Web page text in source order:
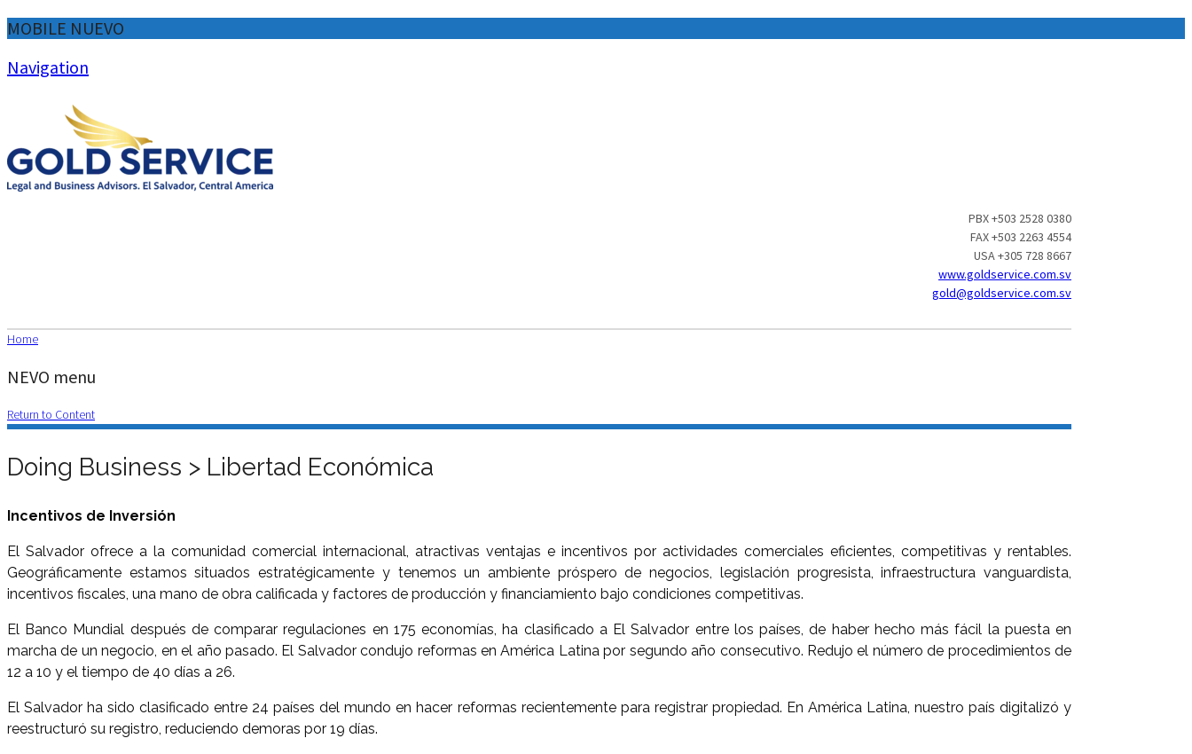
MOBILE NUEVO
Navigation
PBX +503 2528 0380
FAX +503 2263 4554
USA +305 728 8667
www.goldservice.com.sv
gold@goldservice.com.sv
Home
NEVO menu
Return to Content
Doing Business > Libertad Económica
Incentivos de Inversión
El Salvador ofrece a la comunidad comercial internacional, atractivas ventajas e incentivos por actividades comerciales eficientes, competitivas y rentables.
Geográficamente estamos situados estratégicamente y tenemos un ambiente próspero de negocios, legislación progresista, infraestructura vanguardista,
incentivos fiscales, una mano de obra calificada y factores de producción y financiamiento bajo condiciones competitivas.
El Banco Mundial después de comparar regulaciones en 175 economías, ha clasificado a El Salvador entre los países, de haber hecho más fácil la puesta en
marcha de un negocio, en el año pasado. El Salvador condujo reformas en América Latina por segundo año consecutivo. Redujo el número de procedimientos de
12 a 10 y el tiempo de 40 días a 26.
El Salvador ha sido clasificado entre 24 países del mundo en hacer reformas recientemente para registrar propiedad. En América Latina, nuestro país digitalizó y
reestructuró su registro, reduciendo demoras por 19 días.